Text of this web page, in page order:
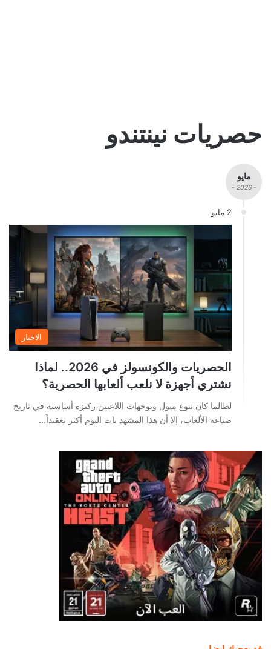
حصريات نينتندو
مايو
- 2026 -
2 مايو
الاخبار
الحصريات والكونسولز في 2026.. لماذا
نشتري أجهزة لا نلعب ألعابها الحصرية؟
لطالما كان تنوع ميول وتوجهات اللاعبين ركيزة أساسية في تاريخ
صناعة الألعاب، إلا أن هذا المشهد بات اليوم أكثر تعقيداً…